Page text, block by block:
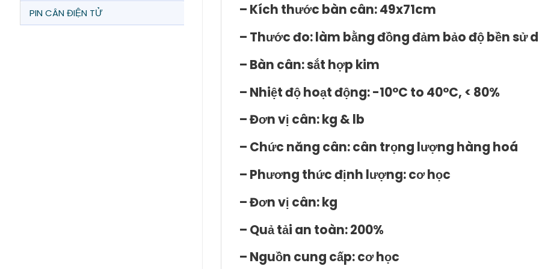
PIN CÂN ĐIỆN TỬ
– Kích thước bàn cân: 49x71cm
– Thước đo: làm bằng đồng đảm bảo độ bền sử
– Bàn cân: sắt hợp kim
– Nhiệt độ hoạt động: -10°C to 40°C, < 80%
– Đơn vị cân: kg & lb
– Chức năng cân: cân trọng lượng hàng hoá
– Phương thức định lượng: cơ học
– Đơn vị cân: kg
– Quả tải an toàn: 200%
– Nguồn cung cấp: cơ học